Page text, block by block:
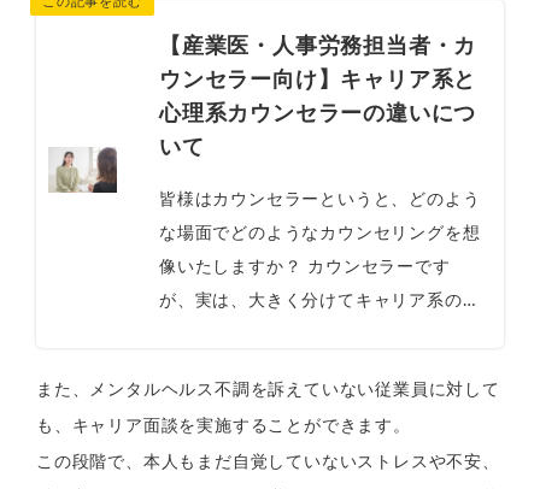
【産業医・人事労務担当者・カ
ウンセラー向け】キャリア系と
心理系カウンセラーの違いにつ
いて
皆様はカウンセラーというと、どのよう
な場面でどのようなカウンセリングを想
像いたしますか？ カウンセラーです
が、実は、大きく分けてキャリア系のカ
ラーと...
また、メンタルヘルス不調を訴えていない従業員に対して
も、キャリア面談を実施することができます。
この段階で、本人もまだ自覚していないストレスや不安、